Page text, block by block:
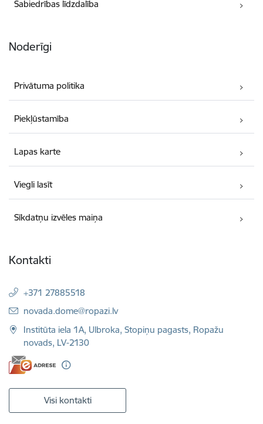
Sabiedrības līdzdalība
Noderīgi
Privātuma politika
Piekļūstamība
Lapas karte
Viegli lasīt
Sīkdatņu izvēles maiņa
Kontakti
+371 27885518
E-pasts:
novada.dome@ropazi.lv
Institūta iela 1A, Ulbroka, Stopiņu pagasts, Ropažu
novads, LV-2130
Visi kontakti